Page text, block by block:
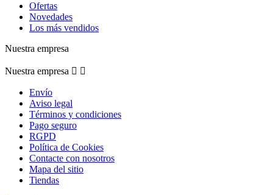
Ofertas
Novedades
Los más vendidos
Nuestra empresa
Nuestra empresa  
Envío
Aviso legal
Términos y condiciones
Pago seguro
RGPD
Política de Cookies
Contacte con nosotros
Mapa del sitio
Tiendas